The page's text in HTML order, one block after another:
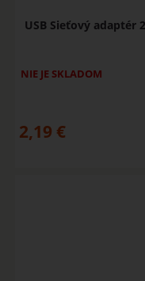
USB Sieťový adaptér
NIE JE SKLADOM
2,19 €